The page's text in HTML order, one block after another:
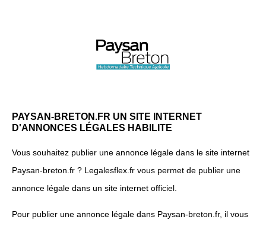
PAYSAN-BRETON.FR UN SITE INTERNET
D'ANNONCES LÉGALES HABILITE
Vous souhaitez publier une annonce légale dans le site internet
Paysan-breton.fr ? Legalesflex.fr vous permet de publier une
annonce légale dans un site internet officiel.
Pour publier une annonce légale dans Paysan-breton.fr, il vous